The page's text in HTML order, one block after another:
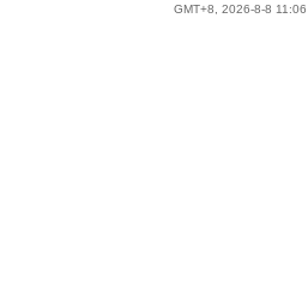
GMT+8, 2026-8-8 11:06